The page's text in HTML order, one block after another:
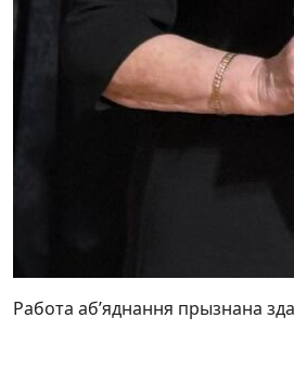
Работа аб’яднання прызнана